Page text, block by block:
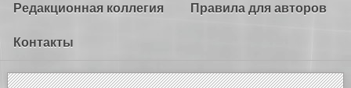
Редакционная коллегия Правила для авторов
Контакты